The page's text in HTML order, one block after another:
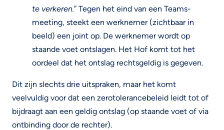
te verkeren.” Tegen het eind van een Teams-
meeting, steekt een werknemer (zichtbaar in
beeld) een joint op. De werknemer wordt op
staande voet ontslagen. Het Hof komt tot het
oordeel dat het ontslag rechtsgeldig is gegeven.
Dit zijn slechts drie uitspraken, maar het komt
veelvuldig voor dat een zerotolerancebeleid leidt tot of
bijdraagt aan een geldig ontslag (op staande voet of via
ontbinding door de rechter).